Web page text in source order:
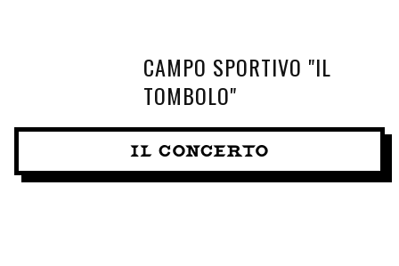
CAMPO SPORTIVO "IL
TOMBOLO"
IL CONCERTO